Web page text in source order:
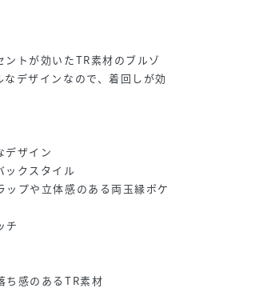
トが効いたTR素材のブルゾ
デザインなので、着回しが効
デザイン
ックスタイル
ップや立体感のある両玉縁ポケ
チ
ち感のあるTR素材